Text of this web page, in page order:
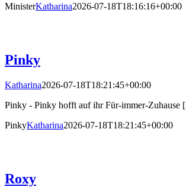
MinisterKatharina2026-07-18T18:16:16+00:00
Pinky
Katharina2026-07-18T18:21:45+00:00
Pinky - Pinky hofft auf ihr Für-immer-Zuhause
PinkyKatharina2026-07-18T18:21:45+00:00
Roxy